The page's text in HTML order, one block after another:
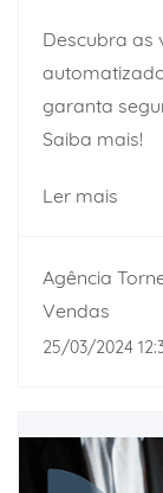
Descubra as
garanta
Saiba mais!
Ler mais
Agência
Vendas
25/03/2024